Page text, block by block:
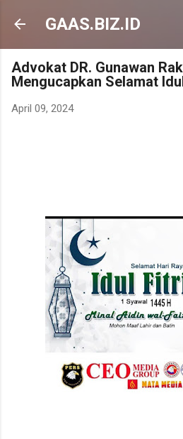
Langsung ke
GAAS.BIZ.ID
Advokat DR. Gunawan
Mengucapkan Selamat
April 09, 2024